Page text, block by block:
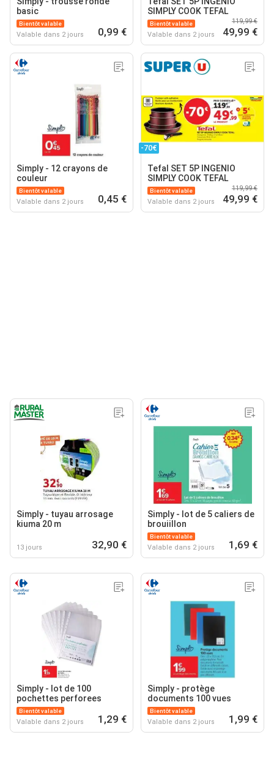
basic
Bientôt valable
Valable dans 2 jours 0,99 €
SIMPLY COOK TEFAL
Bientôt valable
Valable dans 2 jours
119,99 €
49,99 €
Simply - 12 crayons de
couleur
Bientôt valable
Valable dans 2 jours 0,45 €
-70€
Tefal SET 5P INGENIO
SIMPLY COOK TEFAL
Bientôt valable
Valable dans 2 jours
119,99 €
49,99 €
Simply - tuyau arrosage
kiuma 20 m
13 jours 32,90 €
Simply - lot de 5 caliers de
brouiillon
Bientôt valable
Valable dans 2 jours 1,69 €
Simply - lot de 100
pochettes perforees
Bientôt valable
Valable dans 2 jours 1,29 €
Simply - protège
documents 100 vues
Bientôt valable
Valable dans 2 jours 1,99 €